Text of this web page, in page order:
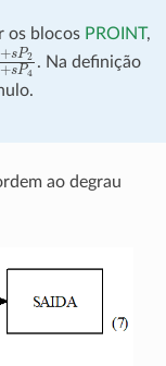
os blocos PROINT,
+sP 2P + sP 4
. Na definição
ao degrau